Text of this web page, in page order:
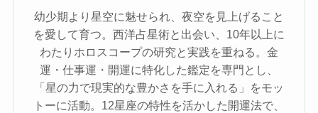
幼少期より星空に魅せられ、夜空を見上げること
を愛して育つ。西洋占星術と出会い、10年以上に
わたりホロスコープの研究と実践を重ねる。金
運・仕事運・開運に特化した鑑定を専門とし、
「星の力で現実的な豊かさを手に入れる」をモッ
トーに活動。12星座の特性を活かした開運法で、